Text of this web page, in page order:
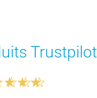
Trustpilot